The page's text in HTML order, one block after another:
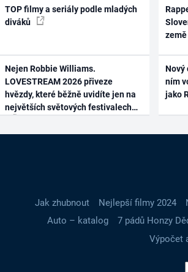
TOP filmy a seriály podle mladých
diváků
Nejen Robbie Williams.
LOVESTREAM 2026 přiveze
hvězdy, které běžně uvidíte jen na
největších světových festivalech
Nový
ním
jako
Jak zhubnout Nejlepší filmy 2024
Auto – katalog
7 pádů Honzy
Výpočet